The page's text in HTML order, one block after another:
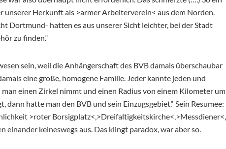
unserer Herkunft als >armer Arbeiterverein< aus dem Norden.
Dortmund- hatten es aus unserer Sicht leichter, bei der Stadt
zu finden.“
sein, weil die Anhängerschaft des BVB damals überschaubar
eine große, homogene Familie. Jeder kannte jeden und
einen Zirkel nimmt und einen Radius von einem Kilometer um
dann hatte man den BVB und sein Einzugsgebiet.“ Sein Resumee:
>roter Borsigplatz<,>Dreifaltigkeitskirche<,>Messdiener<,
einander keineswegs aus. Das klingt paradox, war aber so.